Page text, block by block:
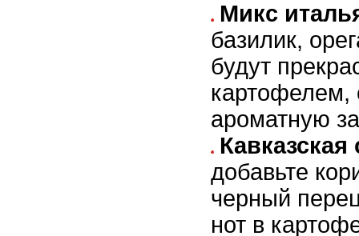
Микс
базилик,
будут
картофелем,
ароматную
добавьте
черный
нот в